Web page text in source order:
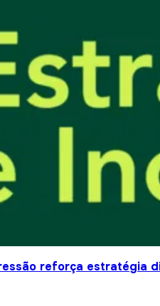
reforça estratégia